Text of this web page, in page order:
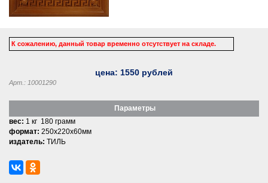
К сожалению, данный товар временно отсутствует на складе.
цена: 1550 рублей
Арт.: 10001290
Параметры
вес: 1 кг 180 грамм
формат: 250x220x60мм
издатель: ТИЛЬ